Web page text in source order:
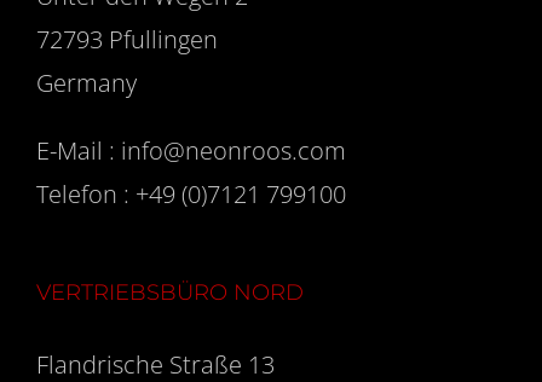
72793 Pfullingen
Germany
E-Mail : info@neonroos.com
Telefon : +49 (0)7121 799100
VERTRIEBSBÜRO NORD
Flandrische Straße 13